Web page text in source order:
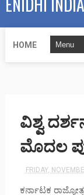
HOME
ವಿಶ್ವ
ಮೊದಲ
FRIDAY,
ಕರ್ನಾಟಕ